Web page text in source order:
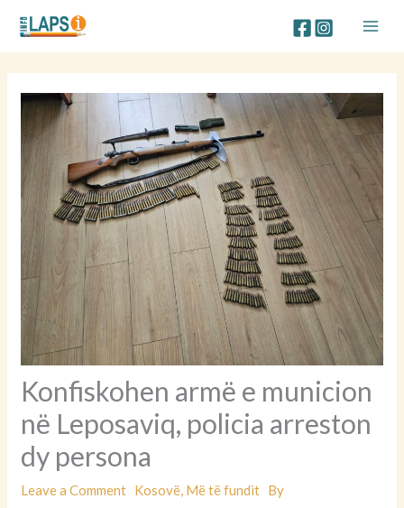
content
Konfiskohen armë e municion
në Leposaviq, policia arreston
dy persona
Leave a Comment Kosovë, Më të fundit By